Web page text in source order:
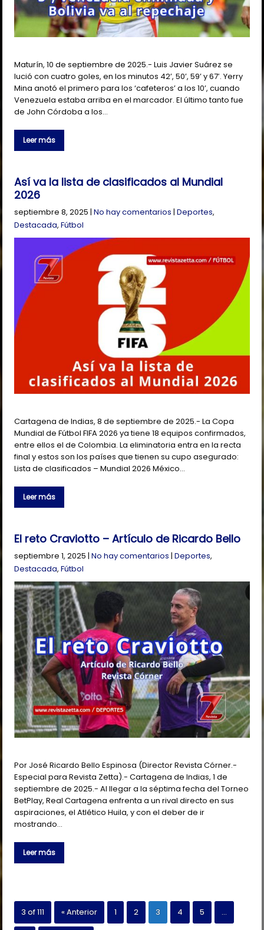
Maturín, 10 de septiembre de 2025.- Luis Javier Suárez se
lució con cuatro goles, en los minutos 42’, 50’, 59’ y 67′. Yerry
Mina anotó el primero para los ‘cafeteros’ a los 10’, cuando
Venezuela estaba arriba en el marcador. El último tanto fue
de John Córdoba a los…
Leer más
Así va la lista de clasificados al Mundial
2026
septiembre 8, 2025 |No hay comentarios |Deportes,
Destacada,Fútbol
Cartagena de Indias, 8 de septiembre de 2025.- La Copa
Mundial de Fútbol FIFA 2026 ya tiene 18 equipos confirmados,
entre ellos el de Colombia. La eliminatoria entra en la recta
final y estos son los países que tienen su cupo asegurado:
Lista de clasificados – Mundial 2026 México…
Leer más
El reto Craviotto – Artículo de Ricardo Bello
septiembre 1, 2025 |No hay comentarios |Deportes,
Destacada,Fútbol
Por José Ricardo Bello Espinosa (Director Revista Córner.-
Especial para Revista Zetta).- Cartagena de Indias, 1 de
septiembre de 2025.- Al llegar a la séptima fecha del Torneo
BetPlay, Real Cartagena enfrenta a un rival directo en sus
aspiraciones, el Atlético Huila, y con el deber de ir
mostrando…
Leer más
3 of 111 « Anterior 1 2 3 4 5 …